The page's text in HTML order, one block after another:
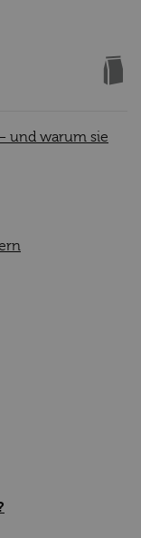
und warum sie